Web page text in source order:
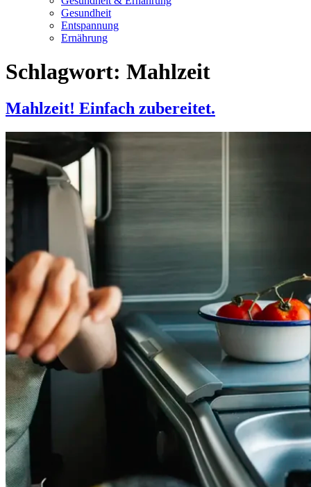
Gesundheit
Entspannung
Ernährung
Schlagwort: Mahlzeit
Mahlzeit! Einfach zubereitet.